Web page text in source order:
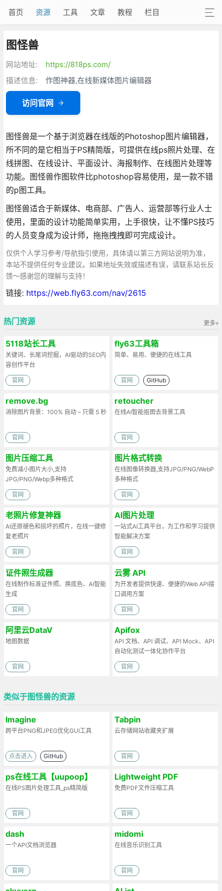
首页 资源 工具 文章 教程 栏目
图怪兽
网站地址:
https://818ps.com/
描述信息:
作图神器,在线新媒体图片编辑器
访问官网
图怪兽是一个基于浏览器在线版的Photoshop图片编辑器，
所不同的是它相当于PS精简版，可提供在线ps照片处理、在
线拼图、在线设计、平面设计、海报制作、在线图片处理等
功能。图怪兽作图软件比photoshop容易使用，是一款不错
的p图工具。
图怪兽适合于新媒体、电商部、广告人、运营部等行业人士
使用，里面的设计功能简单实用，上手很快，让不懂PS技巧
的人员变身成为设计师，拖拖拽拽即可完成设计。
仅供个人学习参考/导航指引使用，具体请以第三方网站说明为准，
本站不提供任何专业建议。如果地址失效或描述有误，请联系站长反
馈～感谢您的理解与支持！
链接: https://web.fly63.com/nav/2615
更多»
热门资源
5118站长工具
关键词、长尾词挖掘，AI驱动的SEO内
容创作平台
官网
fly63工具箱
简单、易用、便捷的在线工具
官网 GitHub
remove.bg
消除图片背景：100% 自动 – 只需 5 秒
官网
retoucher
在线AI智能抠图去背景工具
官网
图片压缩工具
免费减小图片大小,支持
JPG/PNG/Webp多种格式
官网
图片格式转换
在线图像转换器,支持JPG/PNG/WebP
多种格式
官网
老照片修复神器
AI还原褪色和损坏的照片，在线一键修
复老照片
官网
AI图片处理
一站式AI工具平台，为工作和学习提供
智能解决方案
官网
证件照生成器
在线制作标准证件照、换底色、AI智能
生成
官网
云雾 API
为开发者提供快速、便捷的Web API接
口调用方案
官网
阿里云DataV
地图数据
官网
Apifox
API 文档、API 调试、API Mock、API
自动化测试一体化协作平台
官网
类似于图怪兽的资源
Imagine
跨平台PNG和JPEG优化GUI工具
点击进入 GitHub
Tabpin
云存储网站收藏夹扩展
官网
ps在线工具【uupoop】
在线PS图片处理工具_ps精简版
官网
Lightweight PDF
免费PDF文件压缩工具
官网
dash
一个API文档浏览器
官网
midomi
在线音乐识别工具
官网